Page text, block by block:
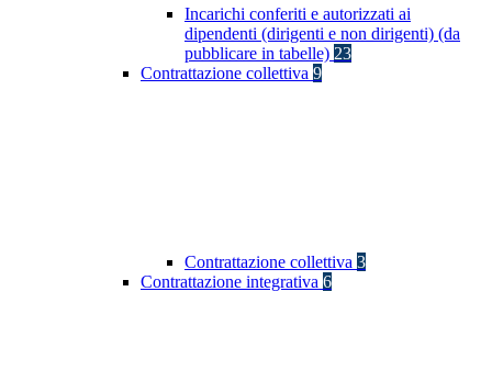
Incarichi conferiti e autorizzati ai
dipendenti (dirigenti e non dirigenti) (da
pubblicare in tabelle) 23
Contrattazione collettiva 9
Contrattazione collettiva 3
Contrattazione integrativa 6